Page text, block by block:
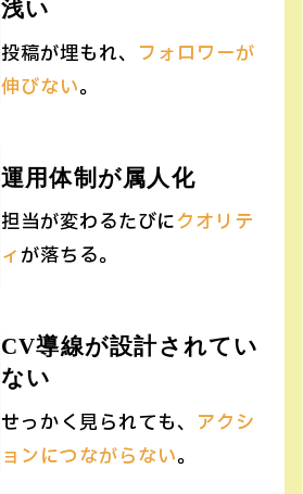
浅い
投稿が埋もれ、 フォロワーが
伸びない。
運用体制が属人化
担当が変わるたびにクオリテ
ィが落ちる。
CV導線が設計されてい
ない
せっかく見られても、 アクシ
ョンにつながらない。